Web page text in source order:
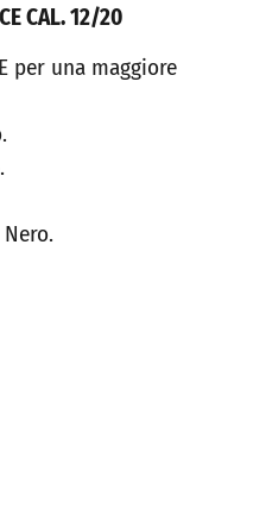
CAL. 12/20
per una maggiore